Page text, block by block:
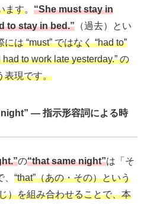
ます。 “She must stay in
to stay in bed.” （過去）とい
は “must” ではなく “had to”
to work late yesterday.” の
表現です。
— 指示形容詞による時
の“that same night”は「そ
“that”（あの・その）という
）を組み合わせることで、本